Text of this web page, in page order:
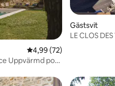
4,99 av 5 i genomsnittligt
4,99 (72)
Uppvärmd pool
Gästsvit
LE CLOS